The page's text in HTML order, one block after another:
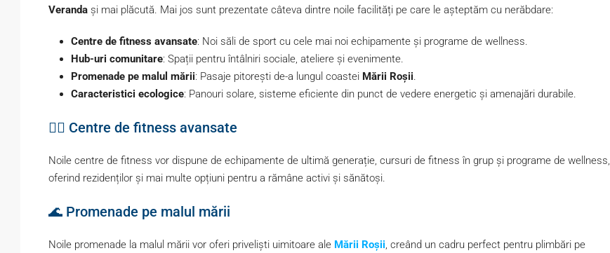
Veranda și mai plăcută. Mai jos sunt prezentate câteva dintre noile facilități pe care le așteptăm cu nerăbdare:
Centre de fitness avansate: Noi săli de sport cu cele mai noi echipamente și programe de wellness.
Hub-uri comunitare: Spații pentru întâlniri sociale, ateliere și evenimente.
Promenade pe malul mării: Pasaje pitorești de-a lungul coastei Mării Roșii.
Caracteristici ecologice: Panouri solare, sisteme eficiente din punct de vedere energetic și amenajări durabile.
🏋️‍♂️ Centre de fitness avansate
Noile centre de fitness vor dispune de echipamente de ultimă generație, cursuri de fitness în grup și programe de wellness,
oferind rezidenților și mai multe opțiuni pentru a rămâne activi și sănătoși.
🌊 Promenade pe malul mării
Noile promenade la malul mării vor oferi priveliști uimitoare ale Mării Roșii, creând un cadru perfect pentru plimbări pe